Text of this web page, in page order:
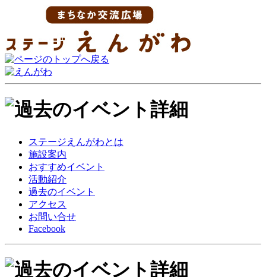
ステージえんがわとは
施設案内
おすすめイベント
活動紹介
過去のイベント
アクセス
お問い合せ
Facebook